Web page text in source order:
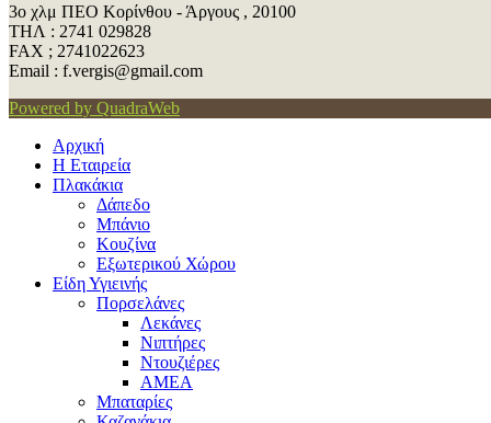
3ο χλμ ΠΕΟ Κορίνθου - Άργους , 20100
ΤΗΛ : 2741 029828
FAX ; 2741022623
Εmail : f.vergis@gmail.com
Powered by QuadraWeb
Αρχική
Η Εταιρεία
Πλακάκια
Δάπεδο
Μπάνιο
Κουζίνα
Εξωτερικού Χώρου
Είδη Υγιεινής
Πορσελάνες
Λεκάνες
Νιπτήρες
Ντουζιέρες
ΑΜΕΑ
Μπαταρίες